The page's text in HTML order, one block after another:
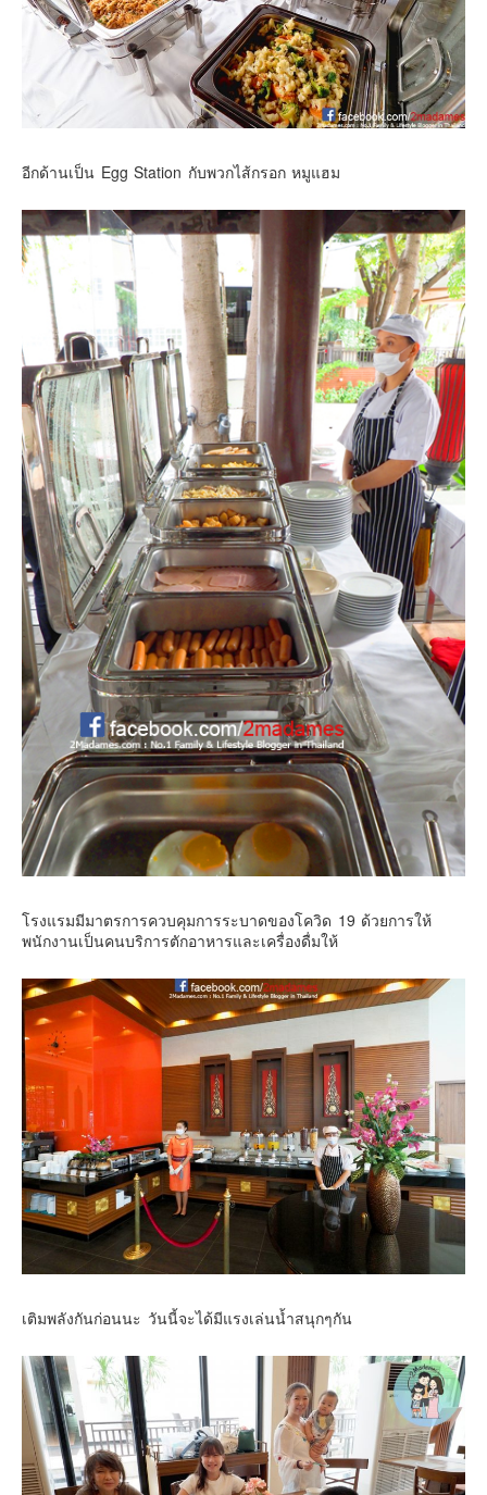
อีกด้านเป็น Egg Station กับพวกไส้กรอก หมูแฮม
โรงแรมมีมาตรการควบคุมการระบาดของโควิด 19 ด้วยการให้
พนักงานเป็นคนบริการตักอาหารและเครื่องดื่มให้
เติมพลังกันก่อนนะ วันนี้จะได้มีแรงเล่นน้ำสนุกๆกัน